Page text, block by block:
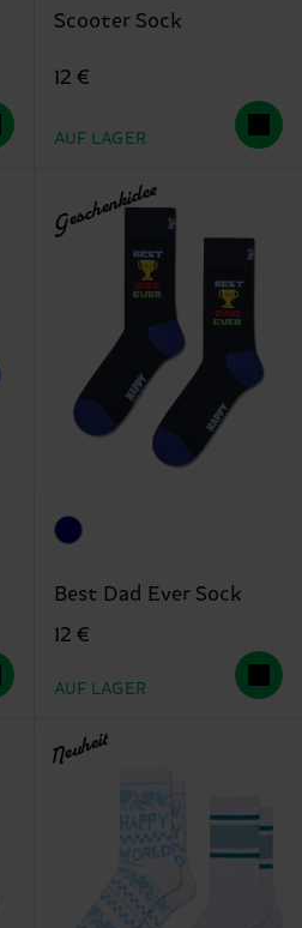
Scooter Sock
12 €
AUF LAGER
Geschenkidee
Best Dad Ever Sock
12 €
AUF LAGER
Neuheit